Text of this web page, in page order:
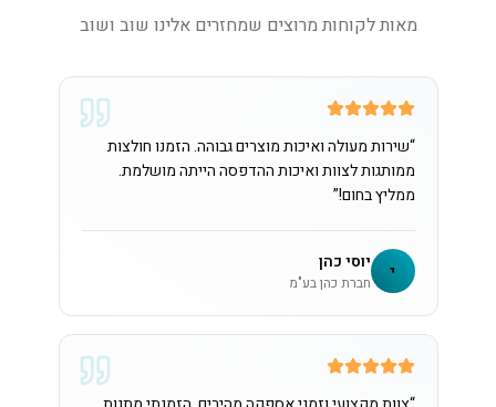
מאות לקוחות מרוצים שמחזרים אלינו שוב ושוב
“שירות מעולה ואיכות מוצרים גבוהה. הזמנו חולצות
ממותגות לצוות ואיכות ההדפסה הייתה מושלמת.
ממליץ בחום!”
י יוסי כהן
חברת כהן בע"מ